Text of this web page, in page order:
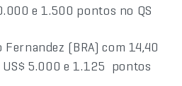
e 1.500 pontos no QS
(BRA) com 14,40
5.000 e 1.125 pontos